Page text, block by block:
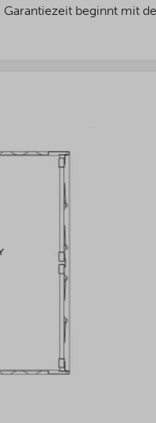
beginnt mit